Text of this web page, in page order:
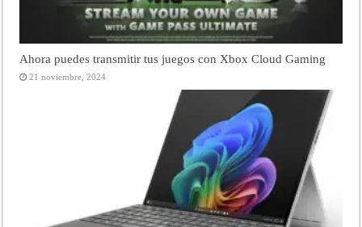
Ahora puedes transmitir tus juegos con Xbox Cloud Gaming
21 noviembre, 2024